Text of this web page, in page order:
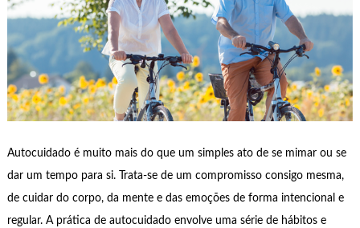
Autocuidado é muito mais do que um simples ato de se mimar ou se
dar um tempo para si. Trata-se de um compromisso consigo mesma,
de cuidar do corpo, da mente e das emoções de forma intencional e
regular. A prática de autocuidado envolve uma série de hábitos e